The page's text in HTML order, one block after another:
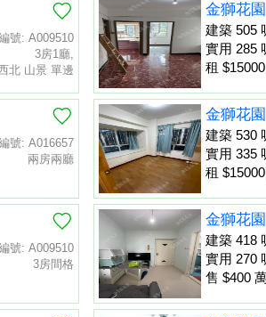
號: A009510
3房1廳,
北 山景 單邊
號: A016657
兩房兩廳
號: A009510
3房間格
金獅花
建築 505
實用 285
租
金獅花
建築 530
實用 335
租
金獅花
建築 418
實用 270
售 $400